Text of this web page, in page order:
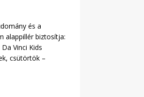
és a
alappillér biztosítja:
Vinci Kids
csütörtök –